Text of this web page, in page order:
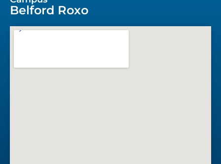
Belford Roxo